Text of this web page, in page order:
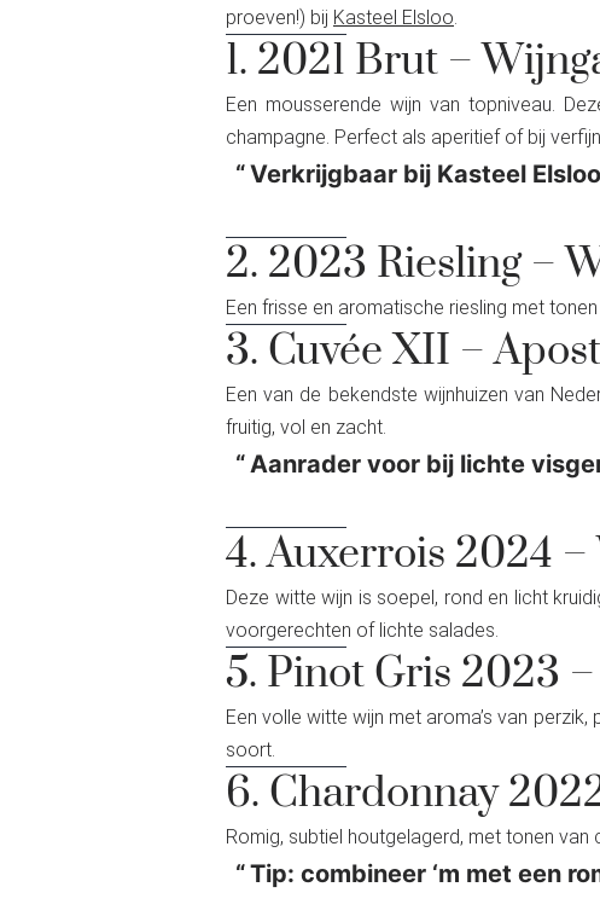
proeven!) bij Kasteel Elsloo
1. 2021 Brut –
Een mousserende wijn van topniveau.
champagne. Perfect als aperitief of bij
Verkrijgbaar bij Kasteel
2. 2023 Riesling –
Een frisse en aromatische riesling met
3. Cuvée XII –
Een van de bekendste wijnhuizen van
fruitig, vol en zacht.
Aanrader voor bij lichte
4. Auxerrois 2024
Deze witte wijn is soepel, rond en licht
voorgerechten of lichte salades.
5. Pinot Gris 2023
Een volle witte wijn met aroma’s van
soort.
6. Chardonnay
Romig, subtiel houtgelagerd, met tonen van
Tip: combineer ‘m met een